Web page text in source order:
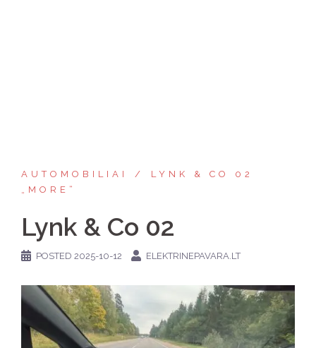
AUTOMOBILIAI
LYNK & CO 02
„MORE“
Lynk & Co 02
POSTED 2025-10-12 ELEKTRINEPAVARA.LT